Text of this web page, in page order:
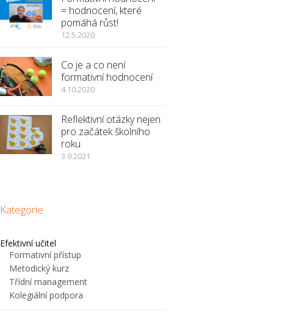
= hodnocení, které
pomáhá růst!
12.5.2020
Co je a co není
formativní hodnocení
4.10.2020
Reflektivní otázky nejen
pro začátek školního
roku
3.9.2021
Kategorie
Efektivní učitel
Formativní přístup
Metodický kurz
Třídní management
Kolegiální podpora